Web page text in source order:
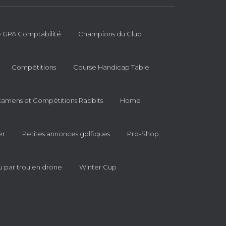
GPA Comptabilité Champions du Club
Compétitions Course Handicap Table
et Compétitions Rabbits Home
Petites annonces golfiques Pro-Shop
par trou en drone Winter Cup